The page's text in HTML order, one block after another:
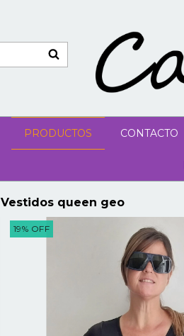
PRODUCTOS CONTACTO
Vestidos queen geo
19% OFF